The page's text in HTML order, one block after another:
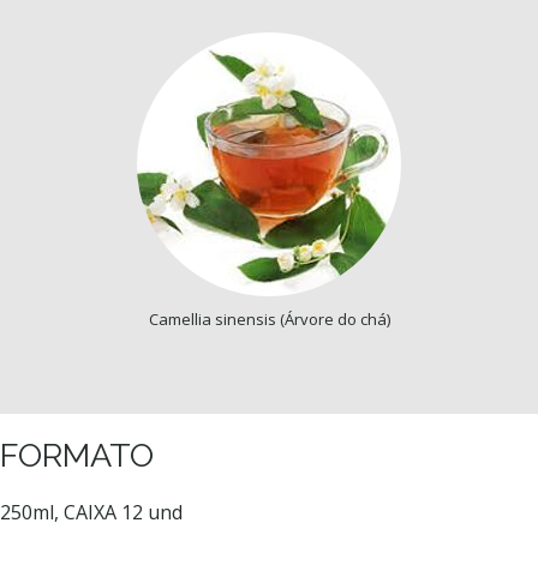
Camellia sinensis (Árvore do chá)
FORMATO
250ml, CAIXA 12 und